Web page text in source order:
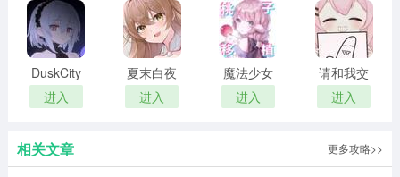
版
版
DuskCity
汉化版
进入
夏末白夜
进入
魔法少女
露娜的灾
难 安卓移
进入
请和我交
往吧孙笑
川前辈
版
进入
相关文章 更多攻略>>